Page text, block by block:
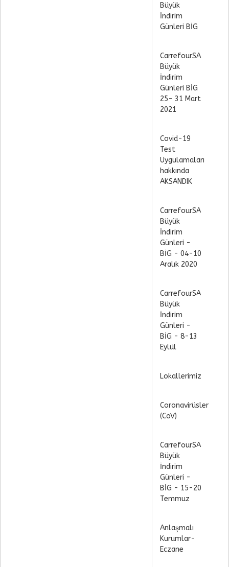
Büyük
İndirim
Günleri BİG
CarrefourSA
Büyük
İndirim
Günleri BİG
25- 31 Mart
2021
Covid-19
Test
Uygulamaları
hakkında
AKSANDIK
CarrefourSA
Büyük
İndirim
Günleri -
BİG - 04-10
Aralık 2020
CarrefourSA
Büyük
İndirim
Günleri -
BİG - 8-13
Eylül
Lokallerimiz
Coronavirüsler
(CoV)
CarrefourSA
Büyük
İndirim
Günleri -
BİG - 15-20
Temmuz
Anlaşmalı
Kurumlar-
Eczane